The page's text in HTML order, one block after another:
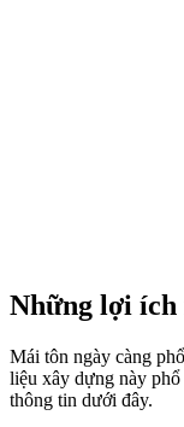
Những lợi ích
Mái tôn ngày càng
liệu xây dựng này
thông tin dưới đây.